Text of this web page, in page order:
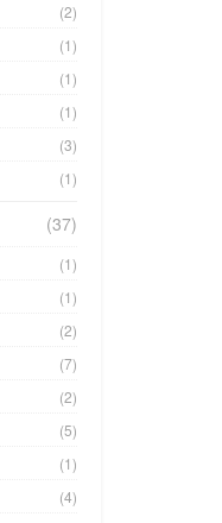
(2)
(1)
(1)
(1)
(3)
(1)
(37)
(1)
(1)
(2)
(7)
(2)
(5)
(1)
(4)